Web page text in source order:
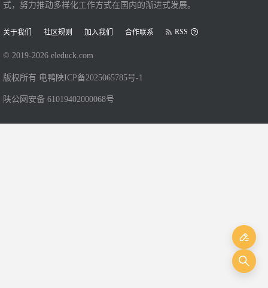
式，努力推动多样化工作方式在国内的渐进式发展。
关于我们 社区规则 加入我们 合作联系 RSS
© 2019-2026 eleduck.com
版权所有 电鸭 陕ICP备2025065785号-1
陕公网安备 61019402000068号